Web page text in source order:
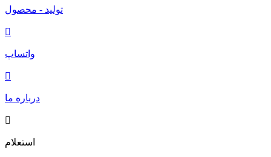
تولید - محصول

واتساپ

درباره ما

استعلام